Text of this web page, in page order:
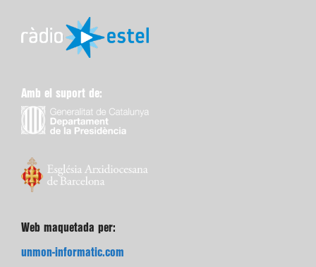
Amb el suport de:
Web maquetada per:
unmon-informatic.com